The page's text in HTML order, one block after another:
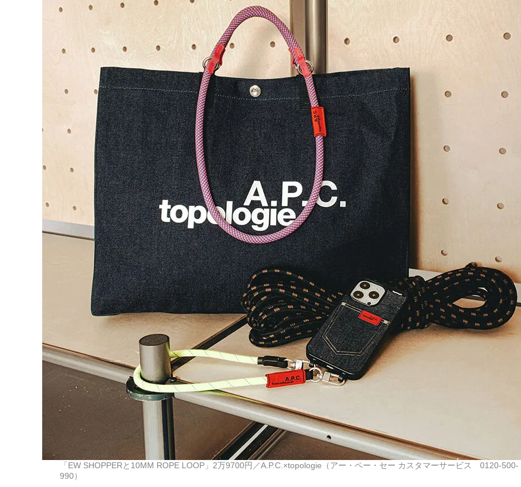
「EW SHOPPERと10MM ROPE LOOP」2万9700円／A.P.C.×topologie（アー・ペー・セー カスタマーサービス 0120-500-
990）